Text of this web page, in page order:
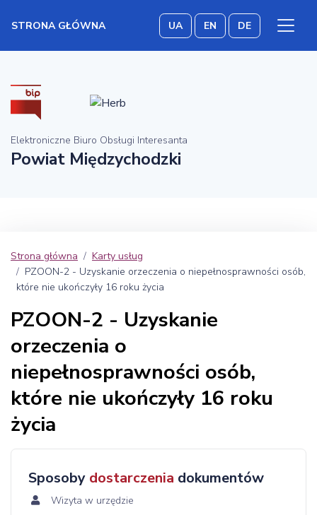
STRONA GŁÓWNA UA EN DE
Elektroniczne Biuro Obsługi Interesanta
Powiat Międzychodzki
Strona główna
Karty usług
PZOON-2 - Uzyskanie orzeczenia o niepełnosprawności osób,
które nie ukończyły 16 roku życia
PZOON-2 - Uzyskanie
orzeczenia o
niepełnosprawności osób,
które nie ukończyły 16 roku
życia
Sposoby dostarczenia dokumentów
Wizyta w urzędzie